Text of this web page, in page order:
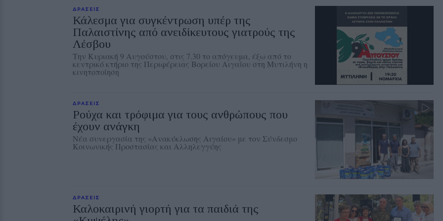
ΔΡΑΣΕΙΣ
Κάλεσμα για συγκέντρωση υπέρ της
Παλαιστίνης από ανειδίκευτους γιατρούς της
Λέσβου
Την Κυριακή 9 Αυγούστου, στις 7.30 το απόγευμα, έξω από το
κεντρικό κτήριο της Περιφέρειας Βορείου Αιγαίου στη Μυτιλήνη η
κινητοποίηση
ΔΡΑΣΕΙΣ
Ρούχα και τρόφιμα για τους ανθρώπους που
έχουν ανάγκη
Νέα συνεργασία της «Ανακύκλωσης Αιγαίου» με τον Σύνδεσμο
Κοινωνικής Προστασίας και Αλληλεγγύης
ΔΡΑΣΕΙΣ
Καλοκαιρινή γιορτή για τα παιδιά της